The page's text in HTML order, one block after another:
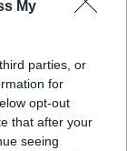
My
parties, or
for
opt-out
that after your
seeing
toujours
Laissez un
plus